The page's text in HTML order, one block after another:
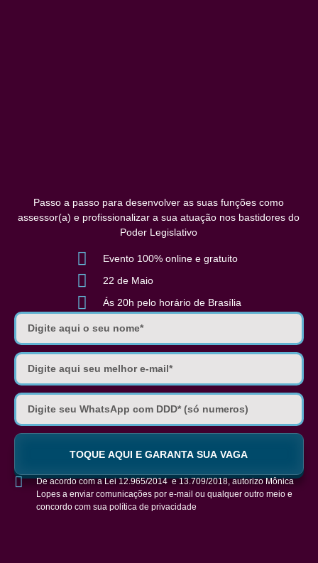
Passo a passo para desenvolver as suas funções como
assessor(a) e profissionalizar a sua atuação nos bastidores do
Poder Legislativo
Evento 100% online e gratuito
22 de Maio
Ás 20h pelo horário de Brasília
TOQUE AQUI E GARANTA SUA VAGA
De acordo com a Lei 12.965/2014 e 13.709/2018, autorizo Mônica
Lopes a enviar comunicações por e-mail ou qualquer outro meio e
concordo com sua política de privacidade